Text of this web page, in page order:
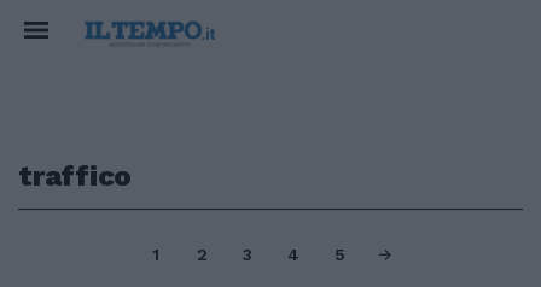
traffico
1 2 3 4 5